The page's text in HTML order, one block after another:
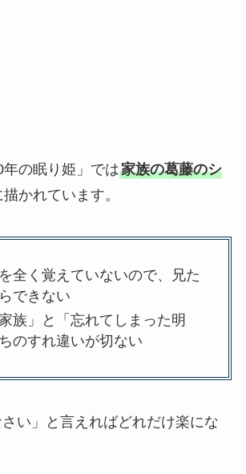
の眠り姫」では家族の葛藤のシ
かれています。
全く覚えていないので、兄た
できない
族」と「忘れてしまった明
のすれ違いが切ない
い」と言えればどれだけ楽にな